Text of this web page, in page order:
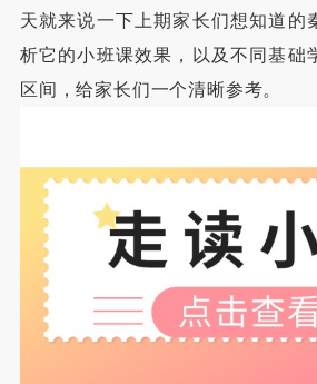
天就来说一下上期家长们想知道的
析它的小班课效果，以及不同基础
区间，给家长们一个清晰参考。